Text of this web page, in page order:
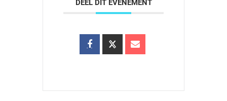
DEEL DIT EVENEMENT